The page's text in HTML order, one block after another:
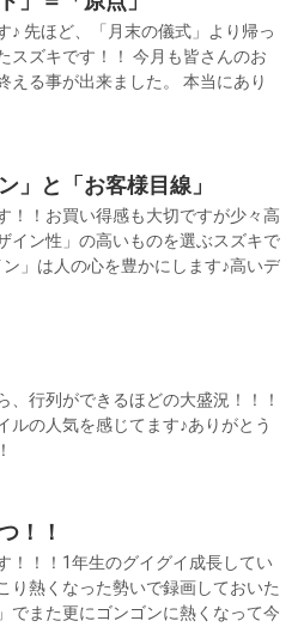
♪ 先ほど、「月末の儀式」より帰っ
スズキです！！ 今月も皆さんのお
える事が出来ました。 本当にあり
」と「お客様目線」
！！お買い得感も大切ですが少々高
イン性」の高いものを選ぶスズキで
」は人の心を豊かにします♪高いデ
、行列ができるほどの大盛況！！！
ルの人気を感じてます♪ありがとう
！！
！！！1年生のグイグイ成長してい
り熱くなった勢いで録画しておいた
でまた更にゴンゴンに熱くなって今